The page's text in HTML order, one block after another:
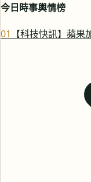
今日時事輿情榜
01 【科技快訊】蘋